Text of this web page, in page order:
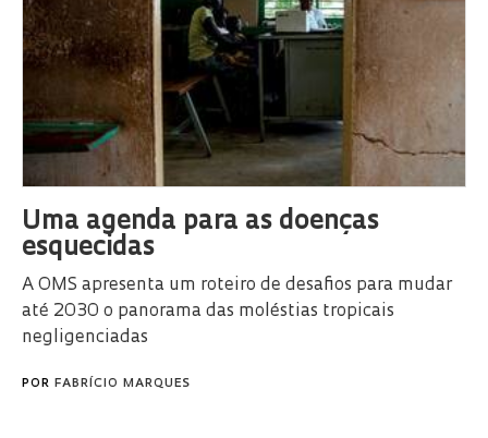
Uma agenda para as doenças
esquecidas
A OMS apresenta um roteiro de desafios para mudar
até 2030 o panorama das moléstias tropicais
negligenciadas
POR FABRÍCIO MARQUES